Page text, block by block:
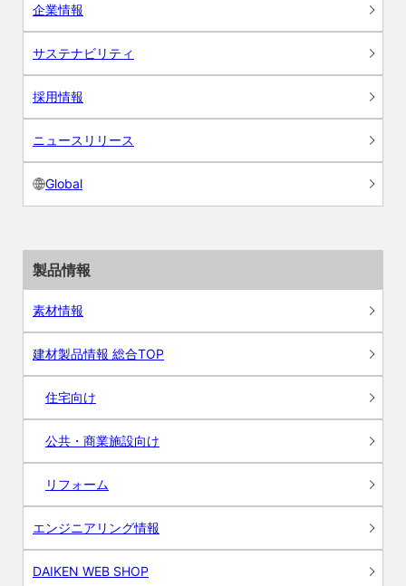
企業情報
サステナビリティ
採用情報
ニュースリリース
Global
製品情報
素材情報
建材製品情報 総合TOP
住宅向け
公共・商業施設向け
リフォーム
エンジニアリング情報
DAIKEN WEB SHOP